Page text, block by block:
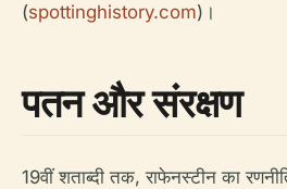
(spottinghistory.com)।
पतन और संरक्षण
19वीं शताब्दी तक, राफेनस्टीन का